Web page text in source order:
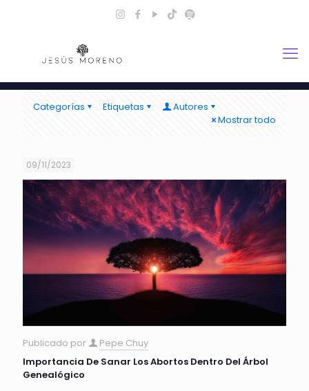
Categorías Etiquetas
Autores
Mostrar todo
09/11/2023
Publicado por
Pepe Chuy
Importancia De Sanar Los Abortos Dentro Del Árbol
Genealógico